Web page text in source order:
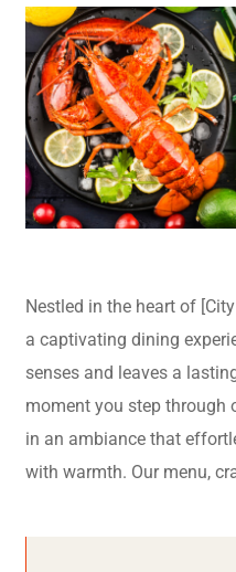
Nestled in the heart of
a captivating dining
senses and leaves a
moment you step through
in an ambiance that
with warmth. Our menu,